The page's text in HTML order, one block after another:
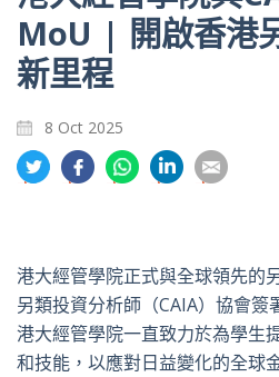
MoU | 開啟香港
新里程
8 Oct 2025
分
享
特
分
享
書
分
享
享
英
享
郵
港大經管學院正式與全球領先
另類投資分析師（CAIA）協會簽
港大經管學院一直致力於為學生
和技能，以應對日益變化的全球